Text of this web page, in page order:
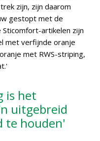
zijn, zijn daarom
gestopt met de
Sticomfort-artikelen zijn
met verfijnde oranje
met RWS-striping,
is het
uitgebreid
te houden'